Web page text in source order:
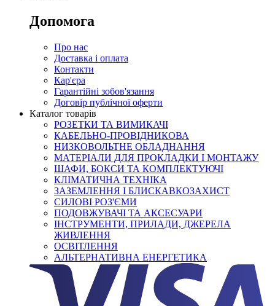
Допомога
Про нас
Доставка і оплата
Контакти
Кар'єра
Гарантійні зобов'язання
Договір публічної оферти
Каталог товарів
РОЗЕТКИ ТА ВИМИКАЧІ
КАБЕЛЬНО-ПРОВІДНИКОВА
НИЗКОВОЛЬТНЕ ОБЛАДНАННЯ
МАТЕРІАЛИ ДЛЯ ПРОКЛАДКИ І МОНТАЖУ
ШАФИ, БОКСИ ТА КОМПЛЕКТУЮЧІ
КЛІМАТИЧНА ТЕХНІКА
ЗАЗЕМЛЕННЯ І БЛИСКАВКОЗАХИСТ
СИЛОВІ РОЗ'ЄМИ
ПОДОВЖУВАЧІ ТА АКСЕСУАРИ
ІНСТРУМЕНТИ, ПРИЛАДИ, ДЖЕРЕЛА
ЖИВЛЕННЯ
ОСВІТЛЕННЯ
АЛЬТЕРНАТИВНА ЕНЕРГЕТИКА